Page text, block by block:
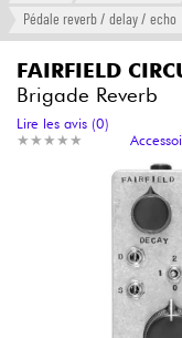
Amplis & Effets
Synthés &
Home Studio
Casques
Pédale reverb / delay / echo
FAIRFIELD
Brigade Reverb
★ ★ ★ ★ ★
★ ★ ★ ★ ★
Lire les avis (0)